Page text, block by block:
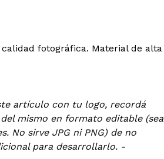
fotográfica. Material de alta
artículo con tu logo, recordá
mismo en formato editable (sea
No sirve JPG ni PNG) de no
para desarrollarlo. -